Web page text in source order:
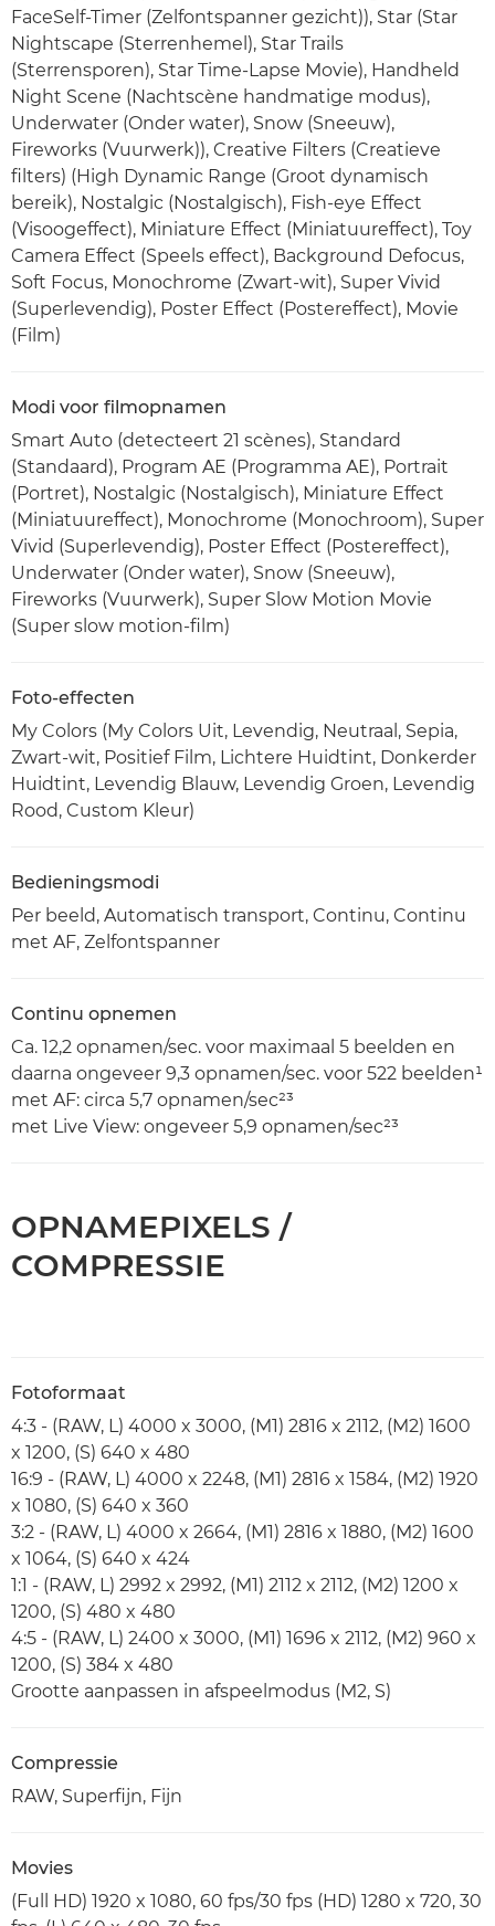
FaceSelf-Timer (Zelfontspanner gezicht)), Star (Star
Nightscape (Sterrenhemel), Star Trails
(Sterrensporen), Star Time-Lapse Movie), Handheld
Night Scene (Nachtscène handmatige modus),
Underwater (Onder water), Snow (Sneeuw),
Fireworks (Vuurwerk)), Creative Filters (Creatieve
filters) (High Dynamic Range (Groot dynamisch
bereik), Nostalgic (Nostalgisch), Fish-eye Effect
(Visoogeffect), Miniature Effect (Miniatuureffect), Toy
Camera Effect (Speels effect), Background Defocus,
Soft Focus, Monochrome (Zwart-wit), Super Vivid
(Superlevendig), Poster Effect (Postereffect), Movie
(Film)
Modi voor filmopnamen
Smart Auto (detecteert 21 scènes), Standard
(Standaard), Program AE (Programma AE), Portrait
(Portret), Nostalgic (Nostalgisch), Miniature Effect
(Miniatuureffect), Monochrome (Monochroom), Super
Vivid (Superlevendig), Poster Effect (Postereffect),
Underwater (Onder water), Snow (Sneeuw),
Fireworks (Vuurwerk), Super Slow Motion Movie
(Super slow motion-film)
Foto-effecten
My Colors (My Colors Uit, Levendig, Neutraal, Sepia,
Zwart-wit, Positief Film, Lichtere Huidtint, Donkerder
Huidtint, Levendig Blauw, Levendig Groen, Levendig
Rood, Custom Kleur)
Bedieningsmodi
Per beeld, Automatisch transport, Continu, Continu
met AF, Zelfontspanner
Continu opnemen
Ca. 12,2 opnamen/sec. voor maximaal 5 beelden en
daarna ongeveer 9,3 opnamen/sec. voor 522 beelden¹
met AF: circa 5,7 opnamen/sec²³
met Live View: ongeveer 5,9 opnamen/sec²³
OPNAMEPIXELS /
COMPRESSIE
Fotoformaat
4:3 - (RAW, L) 4000 x 3000, (M1) 2816 x 2112, (M2) 1600
x 1200, (S) 640 x 480
16:9 - (RAW, L) 4000 x 2248, (M1) 2816 x 1584, (M2) 1920
x 1080, (S) 640 x 360
3:2 - (RAW, L) 4000 x 2664, (M1) 2816 x 1880, (M2) 1600
x 1064, (S) 640 x 424
1:1 - (RAW, L) 2992 x 2992, (M1) 2112 x 2112, (M2) 1200 x
1200, (S) 480 x 480
4:5 - (RAW, L) 2400 x 3000, (M1) 1696 x 2112, (M2) 960 x
1200, (S) 384 x 480
Grootte aanpassen in afspeelmodus (M2, S)
Compressie
RAW, Superfijn, Fijn
Movies
(Full HD) 1920 x 1080, 60 fps/30 fps (HD) 1280 x 720, 30